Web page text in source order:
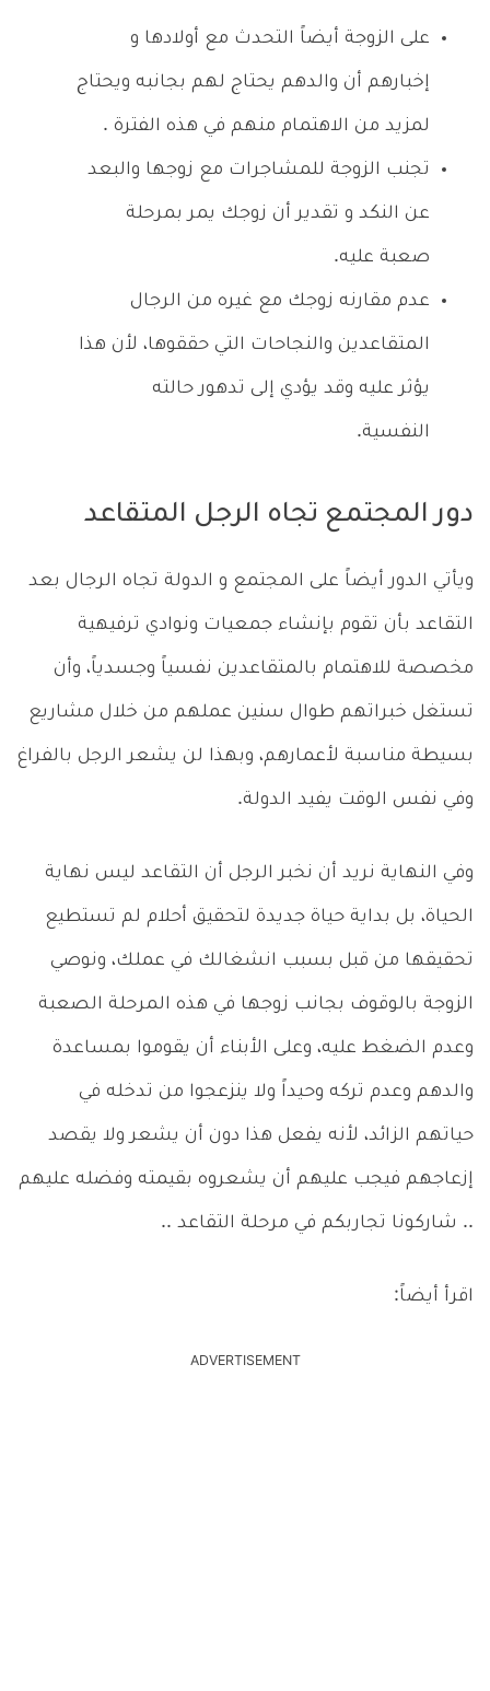
على الزوجة أيضاً التحدث مع أولادها و
إخبارهم أن والدهم يحتاج لهم بجانبه ويحتاج
لمزيد من الاهتمام منهم في هذه الفترة .
تجنب الزوجة للمشاجرات مع زوجها والبعد
عن النكد و تقدير أن زوجك يمر بمرحلة
صعبة عليه.
عدم مقارنه زوجك مع غيره من الرجال
المتقاعدين والنجاحات التي حققوها، لأن هذا
يؤثر عليه وقد يؤدي إلى تدهور حالته
النفسية.
دور المجتمع تجاه الرجل المتقاعد
ويأتي الدور أيضاً على المجتمع و الدولة تجاه الرجال بعد
التقاعد بأن تقوم بإنشاء جمعيات ونوادي ترفيهية
مخصصة للاهتمام بالمتقاعدين نفسياً وجسدياً، وأن
تستغل خبراتهم طوال سنين عملهم من خلال مشاريع
بسيطة مناسبة لأعمارهم، وبهذا لن يشعر الرجل بالفراغ
وفي نفس الوقت يفيد الدولة.
وفي النهاية نريد أن نخبر الرجل أن التقاعد ليس نهاية
الحياة، بل بداية حياة جديدة لتحقيق أحلام لم تستطيع
تحقيقها من قبل بسبب انشغالك في عملك، ونوصي
الزوجة بالوقوف بجانب زوجها في هذه المرحلة الصعبة
وعدم الضغط عليه، وعلى الأبناء أن يقوموا بمساعدة
والدهم وعدم تركه وحيداً ولا ينزعجوا من تدخله في
حياتهم الزائد، لأنه يفعل هذا دون أن يشعر ولا يقصد
إزعاجهم فيجب عليهم أن يشعروه بقيمته وفضله عليهم
.. شاركونا تجاربكم في مرحلة التقاعد ..
اقرأ أيضاً:
ADVERTISEMENT